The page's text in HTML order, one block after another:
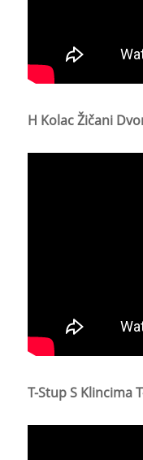
H Kolac Žičani
T-Stup S Klincima